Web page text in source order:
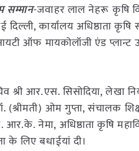
सम्मान-जवाहर लाल नेहरू कृषि
कार्यालय अधिष्ठाता कृषि
ऑफ मायकोलॉजी एंड प्लान्ट
आर.एस. सिसोदिया, लेखा
(श्रीमती) ओम गुप्ता, संचालक
आर.के. नेमा, अधिष्ठाता कृषि
लिए बधाईयां दी।